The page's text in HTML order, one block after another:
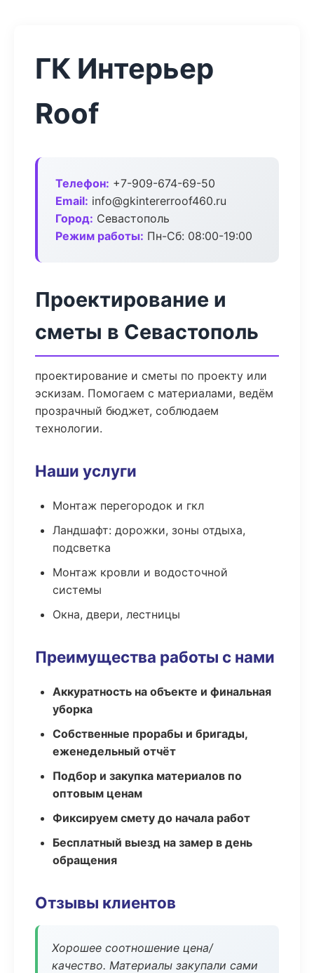
ГК Интерьер
Roof
Телефон: +7-909-674-69-50
Email: info@gkintererroof460.ru
Город: Севастополь
Режим работы: Пн-Сб: 08:00-19:00
Проектирование и
сметы в Севастополь
проектирование и сметы по проекту или
эскизам. Помогаем с материалами, ведём
прозрачный бюджет, соблюдаем
технологии.
Наши услуги
Монтаж перегородок и гкл
Ландшафт: дорожки, зоны отдыха,
подсветка
Монтаж кровли и водосточной
системы
Окна, двери, лестницы
Преимущества работы с нами
Аккуратность на объекте и финальная
уборка
Собственные прорабы и бригады,
еженедельный отчёт
Подбор и закупка материалов по
оптовым ценам
Фиксируем смету до начала работ
Бесплатный выезд на замер в день
обращения
Отзывы клиентов
Хорошее соотношение цена/
качество. Материалы закупали сами